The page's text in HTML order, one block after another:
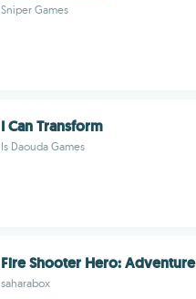
Sniper Games
I Can Transform
Is Daouda Games
Fire Shooter Hero: Adventure
saharabox